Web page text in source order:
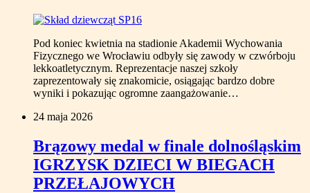
Pod koniec kwietnia na stadionie Akademii Wychowania
Fizycznego we Wrocławiu odbyły się zawody w czwórboju
lekkoatletycznym. Reprezentacje naszej szkoły
zaprezentowały się znakomicie, osiągając bardzo dobre
wyniki i pokazując ogromne zaangażowanie…
24 maja 2026
Brązowy medal w finale dolnośląskim
IGRZYSK DZIECI W BIEGACH
PRZEŁAJOWYCH